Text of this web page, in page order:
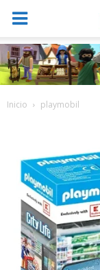
Inicio playmobil